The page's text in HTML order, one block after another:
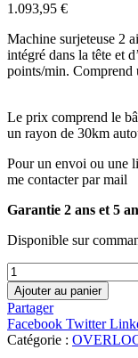
1.093,95 €
Machine surjeteuse 2
intégré dans la tête et
points/min. Comprend
Le prix comprend le
un rayon de 30km
Pour un envoi ou une
me contacter par mail
Garantie 2 ans et 5
Disponible sur
quantité
de
ZOJE
B9500-
13-
ED
Ajouter au panier
Partager
Facebook Twitter
Catégorie :